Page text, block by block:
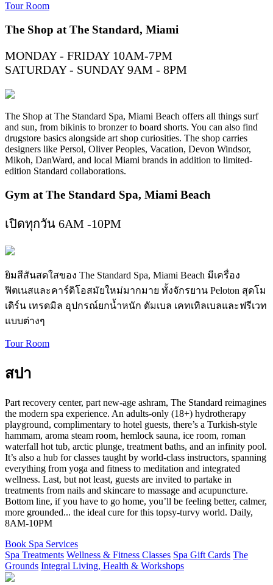
Tour Room
The Shop at The Standard, Miami
MONDAY - FRIDAY 10AM-7PM
SATURDAY - SUNDAY 9AM - 8PM
The Shop at The Standard Spa, Miami Beach offers all things surf
and sun, from bikinis to bronzer to board shorts. You can also find
drugstore basics alongside art shop curiosities. The shop carries
designers like Persol, Oliver Peoples, Vacation, Devon Windsor,
Mikoh, DanWard, and local Miami brands in addition to limited-
edition Standard collaborations.
Gym at The Standard Spa, Miami Beach
เปิดทุกวัน 6AM -10PM
ยิมสีสันสดใสของ The Standard Spa, Miami Beach มีเครื่อง
ฟิตเนสและคาร์ดิโอสมัยใหม่มากมาย ทั้งจักรยาน Peloton สุดโม
เดิร์น เทรดมิล อุปกรณ์ยกน้ำหนัก ดัมเบล เคทเทิลเบลและฟรีเวท
แบบต่างๆ
Tour Room
สปา
Part recovery center, part new-age ashram, The Standard reimagines
the modern spa experience. An adults-only (18+) hydrotherapy
playground, complimentary to hotel guests, there’s a Turkish-style
hammam, aroma steam room, hemlock sauna, ice room, roman
waterfall hot tub, arctic plunge, treatment baths, and an infinity pool.
It’s also a hub for classes taught by world-class instructors, spanning
everything from yoga and fitness to meditation and integrated
wellness. Last, but not least, guests are invited to partake in
treatments from nails and skincare to massage and acupuncture.
Bottom line, if you have to go home, you’ll be feeling better, calmer,
more grounded... the ideal cure for this topsy-turvy world. Daily,
8AM-10PM
Book Spa Services
Spa Treatments Wellness & Fitness Classes Spa Gift Cards The
Grounds Integral Living, Health & Workshops